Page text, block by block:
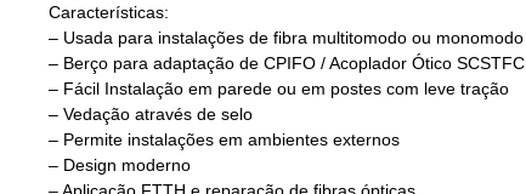
Características:
– Usada para instalações de fibra multitomodo ou monomodo
– Berço para adaptação de CPIFO / Acoplador Ótico SCSTFC
– Fácil Instalação em parede ou em postes com leve tração
– Vedação através de selo
– Permite instalações em ambientes externos
– Design moderno